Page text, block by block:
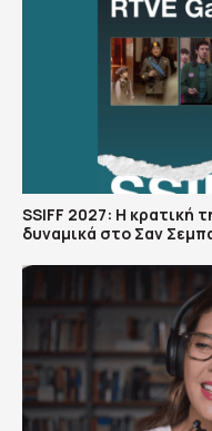
SSIFF 2027: Η κρατική
δυναμικά στο Σαν